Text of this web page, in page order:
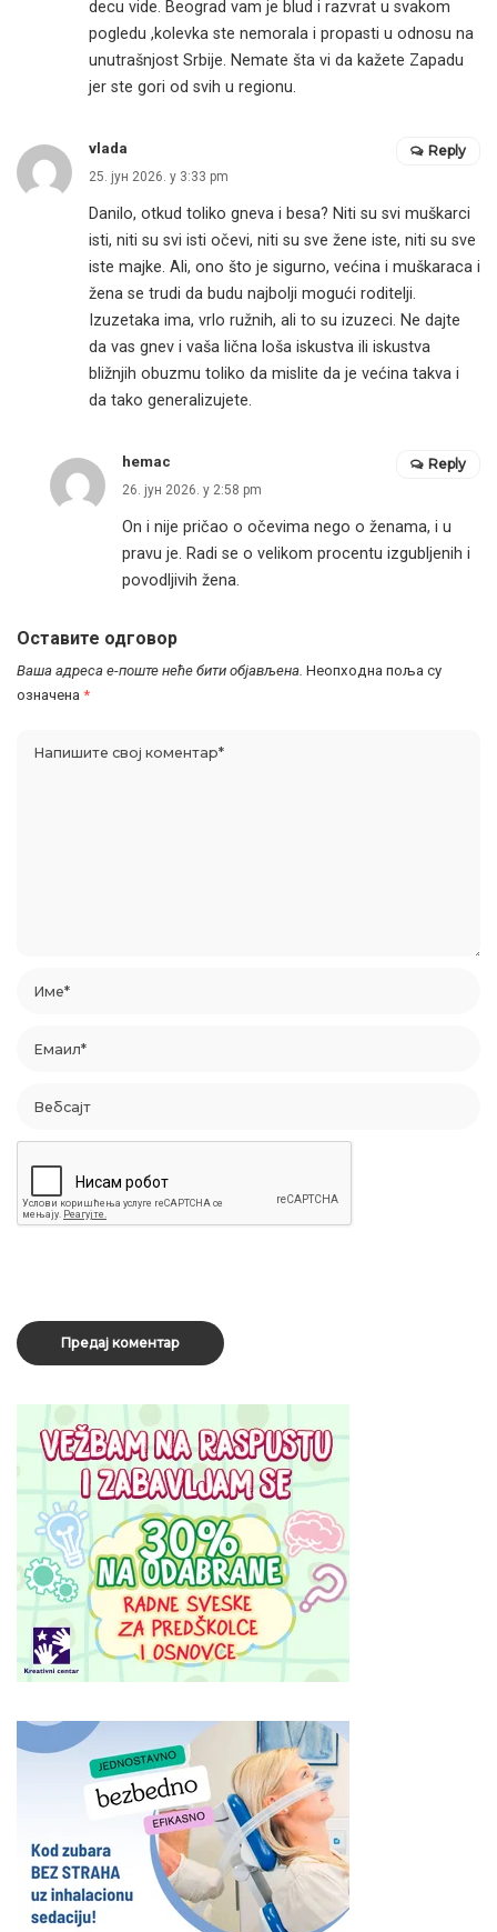
decu vide. Beograd vam je blud i razvrat u svakom
pogledu ,kolevka ste nemorala i propasti u odnosu na
unutrašnjost Srbije. Nemate šta vi da kažete Zapadu
jer ste gori od svih u regionu.
vlada
25. јун 2026. у 3:33 pm
Danilo, otkud toliko gneva i besa? Niti su svi muškarci
isti, niti su svi isti očevi, niti su sve žene iste, niti su sve
iste majke. Ali, ono što je sigurno, većina i muškaraca i
žena se trudi da budu najbolji mogući roditelji.
Izuzetaka ima, vrlo ružnih, ali to su izuzeci. Ne dajte
da vas gnev i vaša lična loša iskustva ili iskustva
bližnjih obuzmu toliko da mislite da je većina takva i
da tako generalizujete.
Reply
hemac
26. јун 2026. у 2:58 pm
On i nije pričao o očevima nego o ženama, i u
pravu je. Radi se o velikom procentu izgubljenih i
povodljivih žena.
Reply
Оставите одговор
Ваша адреса е-поште неће бити објављена. Неопходна поља су
означена *